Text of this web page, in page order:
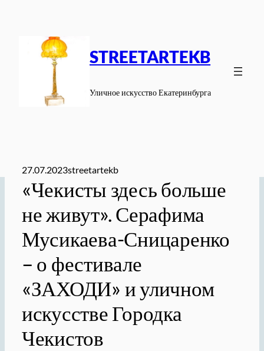
содержимому
STREETARTEKB
Уличное искусство Екатеринбурга
27.07.2023streetartekb
«Чекисты здесь больше
не живут». Серафима
Мусикаева-Сницаренко
– о фестивале
«ЗАХОДИ» и уличном
искусстве Городка
Чекистов